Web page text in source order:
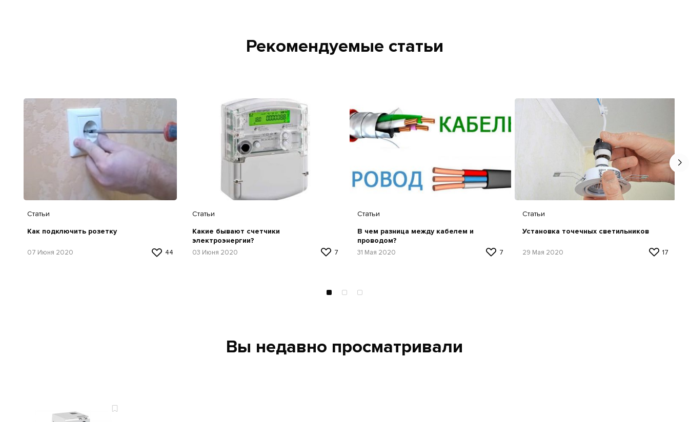
Рекомендуемые статьи
Статьи
Как подключить розетку
07 Июня 2020 44
Статьи
Какие бывают счетчики
электроэнергии?
03 Июня 2020 7
Статьи
В чем разница между кабелем и
проводом?
31 Мая 2020 7
Статьи
Установка точечных светильников
29 Мая 2020 17
Вы недавно просматривали